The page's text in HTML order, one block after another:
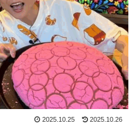
2025.10.25 2025.10.26